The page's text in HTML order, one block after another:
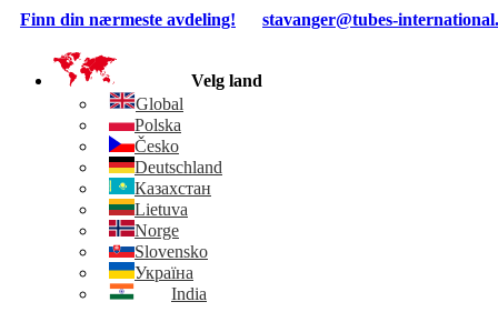
Skip
content
Finn din nærmeste avdeling! stavanger@tubes-
Velg land
Global
Polska
Česko
Deutschland
Казахстан
Lietuva
Norge
Slovensko
Україна
India